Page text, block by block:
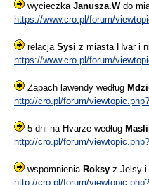
wycieczka Janusza.Wdo
https://www.cro.pl/forum/
relacja Sysi z miasta Hvar i
https://www.cro.pl/forum/
Zapach lawendy według
http://cro.pl/forum/
5 dni na Hvarze według
http://cro.pl/forum/
wspomnienia Roksy z Jelsy i
http://cro.pl/forum/